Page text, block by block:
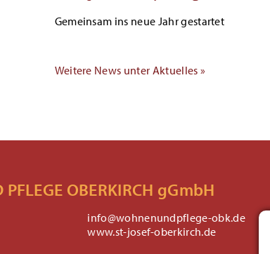
Gemeinsam ins neue Jahr gestartet
Weitere News unter Aktuelles »
OBERKIRCH gGmbH
info@wohnenundpflege-obk.de
www.st-josef-oberkirch.de